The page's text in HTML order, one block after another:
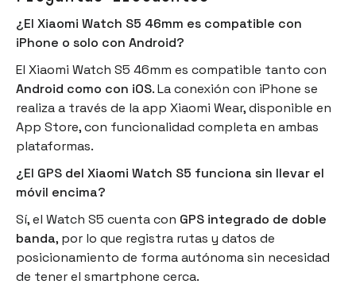
¿El Xiaomi Watch S5 46mm es compatible con
iPhone o solo con Android?
El Xiaomi Watch S5 46mm es compatible tanto con
Android como con iOS. La conexión con iPhone se
realiza a través de la app Xiaomi Wear, disponible en
App Store, con funcionalidad completa en ambas
plataformas.
¿El GPS del Xiaomi Watch S5 funciona sin llevar el
móvil encima?
Sí, el Watch S5 cuenta con GPS integrado de doble
banda, por lo que registra rutas y datos de
posicionamiento de forma autónoma sin necesidad
de tener el smartphone cerca.